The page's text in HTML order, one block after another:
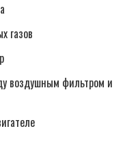
газов
воздушным фильтром и